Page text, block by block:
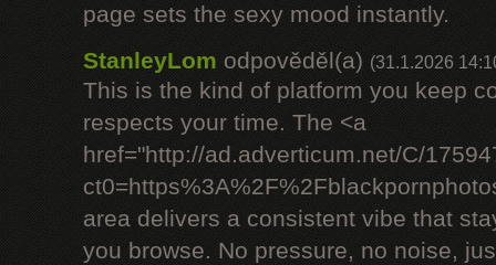
page sets the sexy mood instantly.
StanleyLom odpověděl(a) (31.1.2026
This is the kind of platform you keep
respects your time. The <a
href="http://ad.adverticum.net/C/
area delivers a consistent vibe that
you browse. No pressure, no noise,